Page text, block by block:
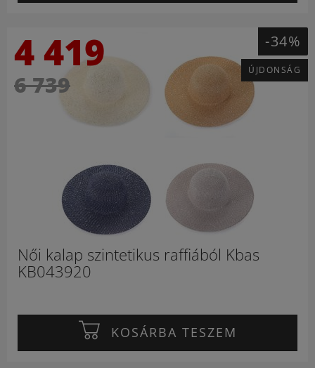
4 419
6 739
-34%
ÚJDONSÁG
Női kalap szintetikus raffiából Kbas
KB043920
KOSÁRBA TESZEM